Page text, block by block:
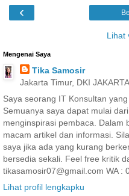
‹
Lihat
Mengenai Saya
Tika Samosir
Jakarta Timur, DKI
Saya seorang IT Konsultan
Semuanya saya dapat mulai
menginspirasi pembaca. Dalam
macam artikel dan informasi.
saya jika ada yang kurang
bersedia sekali. Feel free kritik
tikasamosir07@gmail.com WA :
Lihat profil lengkapku